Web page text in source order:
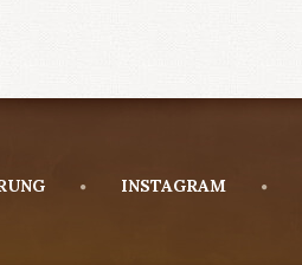
INSTAGRAM